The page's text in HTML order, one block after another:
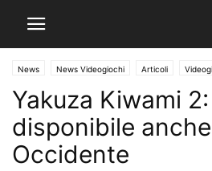
News News Videogiochi Articoli
Yakuza Kiwami
disponibile
Occidente